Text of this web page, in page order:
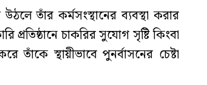
তাঁর কর্মসংস্থানের ব্যবস্থা করার
চাকরির সুযোগ সৃষ্টি কিংবা
স্থায়ীভাবে পুনর্বাসনের চেষ্টা